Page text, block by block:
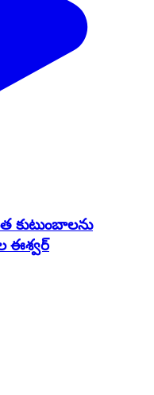
కుటుంబాలను
ఈశ్వర్